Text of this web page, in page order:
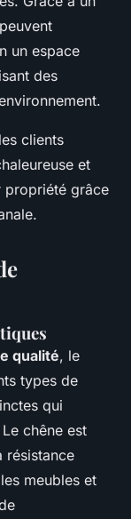
un espace
des
clients
et
propriété grâce
qualité, le
types de
qui
chêne est
résistance
meubles et